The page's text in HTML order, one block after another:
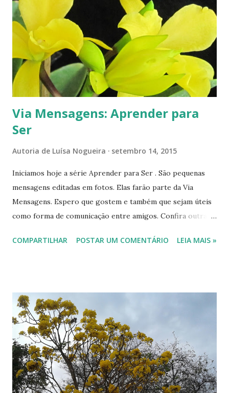
Via Mensagens: Aprender para
Ser
Autoria de Luísa Nogueira setembro 14, 2015
Iniciamos hoje a série Aprender para Ser . São pequenas
mensagens editadas em fotos. Elas farão parte da Via
Mensagens. Espero que gostem e também que sejam úteis
como forma de comunicação entre amigos. Confira outras
embaixo. -------------------------------------
COMPARTILHAR POSTAR UM COMENTÁRIO LEIA MAIS »